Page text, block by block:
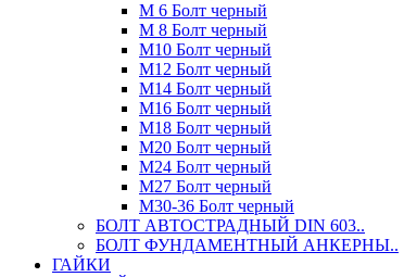
М 6 Болт черный
М 8 Болт черный
М10 Болт черный
М12 Болт черный
М14 Болт черный
М16 Болт черный
М18 Болт черный
М20 Болт черный
М24 Болт черный
М27 Болт черный
М30-36 Болт черный
БОЛТ АВТОСТРАДНЫЙ DIN 603..
БОЛТ ФУНДАМЕНТНЫЙ АНКЕРНЫ..
ГАЙКИ